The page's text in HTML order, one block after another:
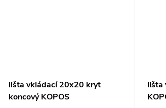
lišta vkládací 20x20 kryt
koncový KOPOS
lišta